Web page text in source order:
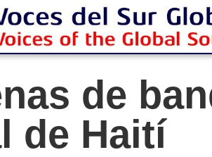
de
de Haití